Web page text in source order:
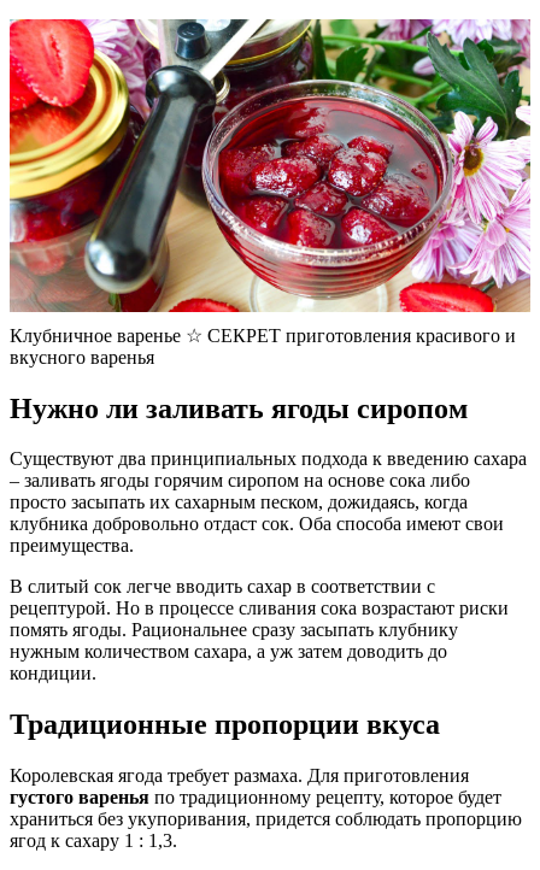
Клубничное варенье ☆ СЕКРЕТ приготовления красивого и
вкусного варенья
Нужно ли заливать ягоды сиропом
Существуют два принципиальных подхода к введению сахара
– заливать ягоды горячим сиропом на основе сока либо
просто засыпать их сахарным песком, дожидаясь, когда
клубника добровольно отдаст сок. Оба способа имеют свои
преимущества.
В слитый сок легче вводить сахар в соответствии с
рецептурой. Но в процессе сливания сока возрастают риски
помять ягоды. Рациональнее сразу засыпать клубнику
нужным количеством сахара, а уж затем доводить до
кондиции.
Традиционные пропорции вкуса
Королевская ягода требует размаха. Для приготовления
густого варенья по традиционному рецепту, которое будет
храниться без укупоривания, придется соблюдать пропорцию
ягод к сахару 1 : 1,3.